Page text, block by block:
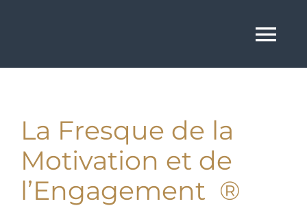
Le Dirigeant
Solutions
La Fresque de la
Motivation et de
l’Engagement ®